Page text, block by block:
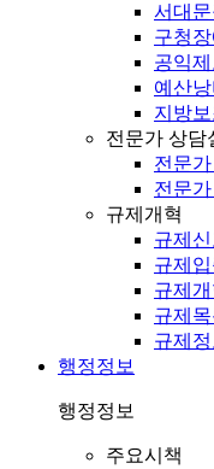
서대
구청
공익제
예산
지방
전문가 상담
전문
전문
규제개혁
규제
규제
규제
규제
규제정
행정정보
행정정보
주요시책